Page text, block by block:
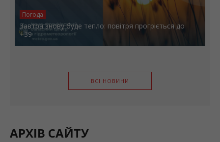
Погода
Завтра знову буде тепло: повітря прогріється до
+39
ВСІ НОВИНИ
АРХІВ САЙТУ